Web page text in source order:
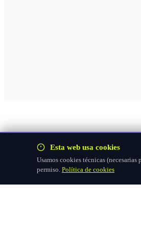
Esta web usa cookies
Usamos cookies técnicas
permiso. Política de cookies